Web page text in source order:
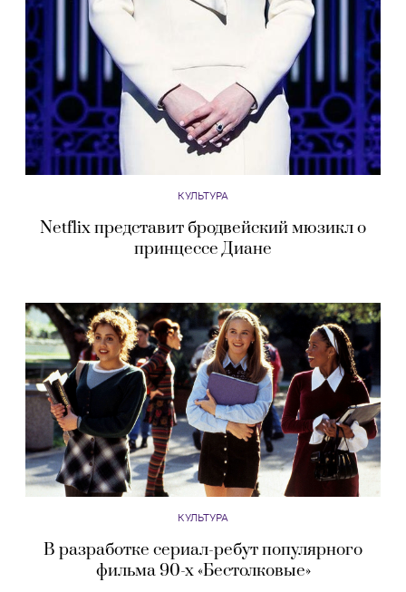
КУЛЬТУРА
Netflix представит бродвейский мюзикл о
принцессе Диане
КУЛЬТУРА
В разработке сериал-ребут популярного
фильма 90-х «Бестолковые»